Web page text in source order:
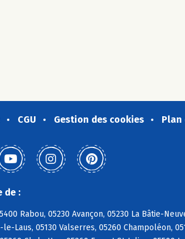
CGU Gestion des cookies Plan
de :
Rabou, 05230 Avançon, 05230 La Bâtie-
Laus, 05130 Valserres, 05260 Champoléon,